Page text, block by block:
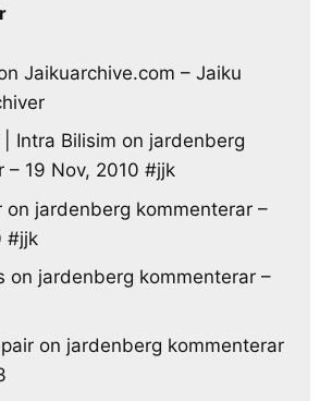
Jaikuarchive.com – Jaiku
Intra Bilisim on jardenberg
– 19 Nov, 2010 #jjk
on jardenberg kommenterar –
#jjk
on jardenberg kommenterar –
on jardenberg kommenterar